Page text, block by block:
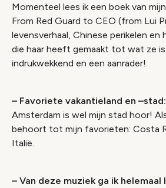
Momenteel lees ik een boek van
From Red Guard to CEO (from Lui
levensverhaal, Chinese perikelen en
die haar heeft gemaakt tot wat ze
indrukwekkend en een aanrader!
– Favoriete vakantieland en –stad:
Amsterdam is wel mijn stad hoor!
behoort tot mijn favorieten: Costa
Italië.
– Van deze muziek ga ik helemaal